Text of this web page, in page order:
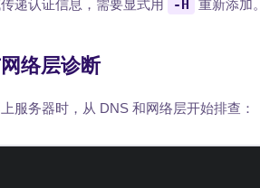
递认证信息，需要显式用 -H 重新添加。
络层诊断
服务器时，从 DNS 和网络层开始排查：